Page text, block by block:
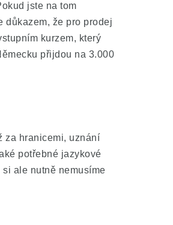
jste na tom
důkazem, že pro prodej
kurzem, který
přijdou na 3.000
za hranicemi, uznání
potřebné jazykové
ale nutně nemusíme